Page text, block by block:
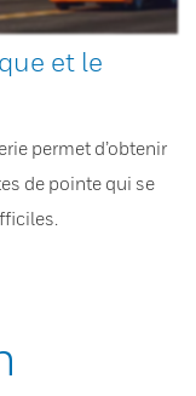
et le
permet d’obtenir
de pointe qui se